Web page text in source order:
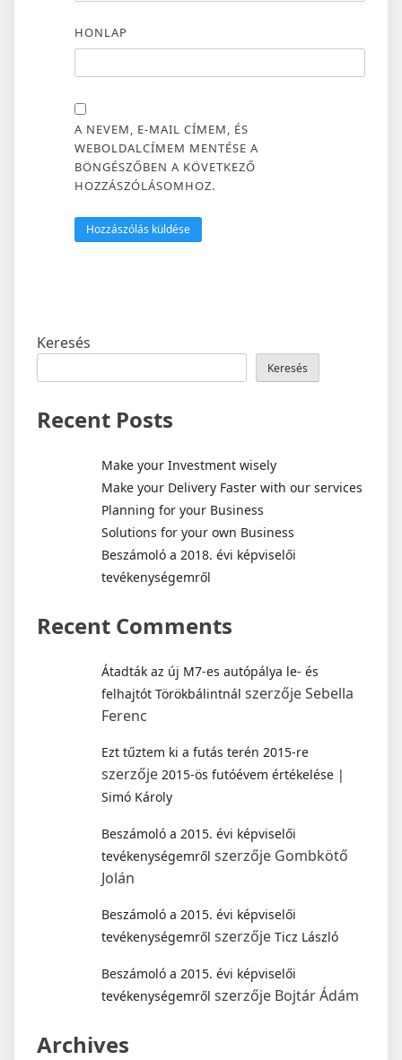
HONLAP
A NEVEM, E-MAIL CÍMEM, ÉS
WEBOLDALCÍMEM MENTÉSE A
BÖNGÉSZŐBEN A KÖVETKEZŐ
HOZZÁSZÓLÁSOMHOZ.
Keresés
Keresés
Recent Posts
Make your Investment wisely
Make your Delivery Faster with our services
Planning for your Business
Solutions for your own Business
Beszámoló a 2018. évi képviselői
tevékenységemről
Recent Comments
Átadták az új M7-es autópálya le- és
felhajtót Törökbálintnál szerzőjeSebella
Ferenc
Ezt tűztem ki a futás terén 2015-re
szerzője 2015-ös futóévem értékelése |
Simó Károly
Beszámoló a 2015. évi képviselői
tevékenységemről szerzője Gombkötő
Jolán
Beszámoló a 2015. évi képviselői
tevékenységemről szerzője Ticz László
Beszámoló a 2015. évi képviselői
tevékenységemről szerzője Bojtár Ádám
Archives